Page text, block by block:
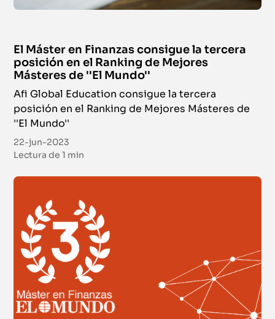
El Máster en Finanzas consigue la tercera
posición en el Ranking de Mejores
Másteres de ''El Mundo''
Afi Global Education consigue la tercera
posición en el Ranking de Mejores Másteres de
''El Mundo''
22-jun-2023
Lectura de1 min